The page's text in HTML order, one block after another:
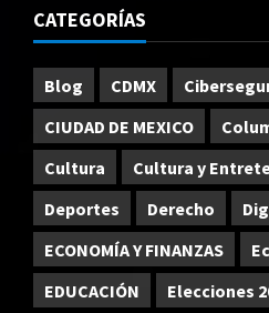
CATEGORÍAS
Blog CDMX
CIUDAD DE MEXICO
Cultura
Cultura y
Deportes
Derecho
ECONOMÍA Y FINANZAS
EDUCACIÓN
Elecciones